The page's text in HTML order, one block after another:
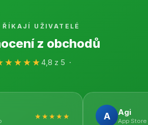
ŘÍKAJÍ UŽIVATELÉ
z obchodů
4,8 z 5 ·
★★★★★
A Agi
App Store